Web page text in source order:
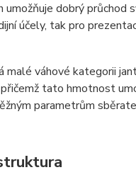
umožňuje dobrý průchod
účely, tak pro
malé váhové kategorii
tato hmotnost
parametrům